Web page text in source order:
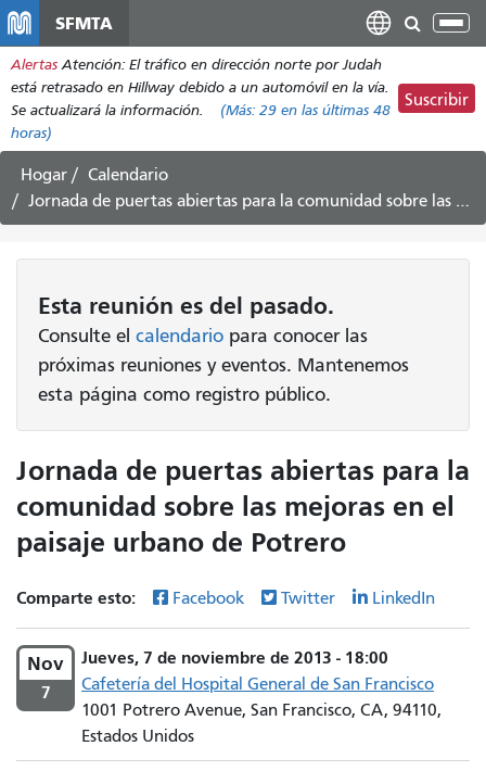
contenido
principal
SFMTA
Alertas Atención: El tráfico en dirección norte por Judah
está retrasado en Hillway debido a un automóvil en la vía.
Se actualizará la información.
(Más: 29 en las últimas 48
horas)
Suscribir
Hogar
Calendario
Jornada de puertas abiertas para la comunidad sobre las mejoras en el paisaje urbano de Potrero
Esta reunión es del pasado.
Consulte el calendario para conocer las
próximas reuniones y eventos. Mantenemos
esta página como registro público.
Jornada de puertas abiertas para la
comunidad sobre las mejoras en el
paisaje urbano de Potrero
Comparte esto: Facebook Twitter LinkedIn
Nov
7
Jueves, 7 de noviembre de 2013 - 18:00
Cafetería del Hospital General de San Francisco
1001 Potrero Avenue, San Francisco, CA, 94110,
Estados Unidos